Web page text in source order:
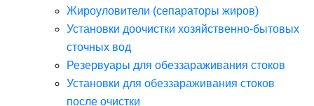
Жироуловители (сепараторы жиров)
Установки доочистки хозяйственно-бытовых
сточных вод
Резервуары для обеззараживания стоков
Установки для обеззараживания стоков
после очистки